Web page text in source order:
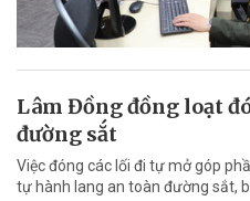
Lâm Đồng đồng loạt
đường sắt
Việc đóng các lối đi tự mở góp
tự hành lang an toàn đường sắt,